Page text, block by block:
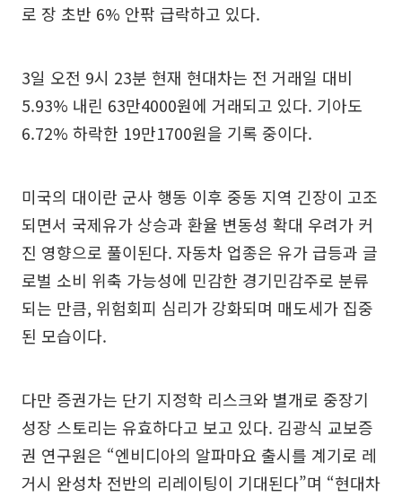
로 장 초반 6% 안팎 급락하고 있다.
3일 오전 9시 23분 현재 현대차는 전 거래일 대비
5.93% 내린 63만4000원에 거래되고 있다. 기아도
6.72% 하락한 19만1700원을 기록 중이다.
미국의 대이란 군사 행동 이후 중동 지역 긴장이 고조
되면서 국제유가 상승과 환율 변동성 확대 우려가 커
진 영향으로 풀이된다. 자동차 업종은 유가 급등과 글
로벌 소비 위축 가능성에 민감한 경기민감주로 분류
되는 만큼, 위험회피 심리가 강화되며 매도세가 집중
된 모습이다.
다만 증권가는 단기 지정학 리스크와 별개로 중장기
성장 스토리는 유효하다고 보고 있다. 김광식 교보증
권 연구원은 “엔비디아의 알파마요 출시를 계기로 레
거시 완성차 전반의 리레이팅이 기대된다”며 “현대차